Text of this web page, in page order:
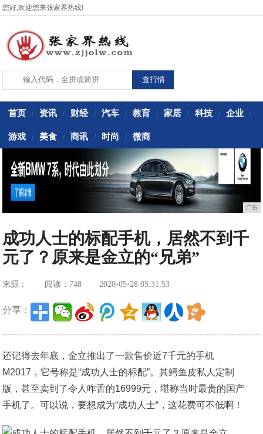
您好,欢迎您来张家界热线!
首页 / 资讯 / 财经 / 汽车 / 教育 / 家居 / 科技 / 企业 /
游戏 / 美食 / 商讯 / 时尚 / 微商
广告
成功人士的标配手机，居然不到千
元了？原来是金立的“兄弟”
来源： 阅读：748 2020-05-28 05:31:53
分享：
还记得去年底，金立推出了一款售价近7千元的手机
M2017，它号称是“成功人士的标配”。其鳄鱼皮私人定制
版，甚至卖到了令人咋舌的16999元，堪称当时最贵的国产
手机了。可以说，要想成为“成功人士“，这花费可不低啊！